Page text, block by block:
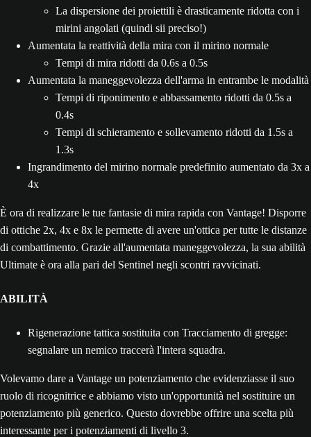
La dispersione dei proiettili è drasticamente ridotta con i
mirini angolati (quindi sii preciso!)
Aumentata la reattività della mira con il mirino normale
Tempi di mira ridotti da 0.6s a 0.5s
Aumentata la maneggevolezza dell'arma in entrambe le modalità
Tempi di riponimento e abbassamento ridotti da 0.5s a
0.4s
Tempi di schieramento e sollevamento ridotti da 1.5s a
1.3s
Ingrandimento del mirino normale predefinito aumentato da 3x a
4x
È ora di realizzare le tue fantasie di mira rapida con Vantage! Disporre
di ottiche 2x, 4x e 8x le permette di avere un'ottica per tutte le distanze
di combattimento. Grazie all'aumentata maneggevolezza, la sua abilità
Ultimate è ora alla pari del Sentinel negli scontri ravvicinati.
ABILITÀ
Rigenerazione tattica sostituita con Tracciamento di gregge:
segnalare un nemico traccerà l'intera squadra.
Volevamo dare a Vantage un potenziamento che evidenziasse il suo
ruolo di ricognitrice e abbiamo visto un'opportunità nel sostituire un
potenziamento più generico. Questo dovrebbe offrire una scelta più
interessante per i potenziamenti di livello 3.